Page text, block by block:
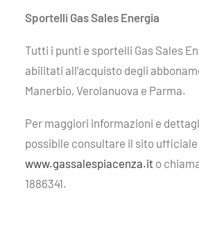
Sportelli Gas Sales Energia
Tutti i punti e sportelli Gas Sales
abilitati all’acquisto degli
Manerbio, Verolanuova e Parma.
Per maggiori informazioni e
possibile consultare il sito ufficiale
www.gassalespiacenza.it o
1886341.